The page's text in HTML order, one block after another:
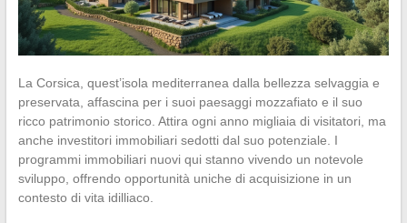
La Corsica, quest’isola mediterranea dalla bellezza selvaggia e
preservata, affascina per i suoi paesaggi mozzafiato e il suo
ricco patrimonio storico. Attira ogni anno migliaia di visitatori, ma
anche investitori immobiliari sedotti dal suo potenziale. I
programmi immobiliari nuovi qui stanno vivendo un notevole
sviluppo, offrendo opportunità uniche di acquisizione in un
contesto di vita idilliaco.